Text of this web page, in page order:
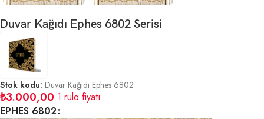
Duvar Kağıdı Ephes 6802 Serisi
Stok kodu: Duvar Kağıdı Ephes 6802
₺3.000,00 1 rulo fiyatı
EPHES 6802